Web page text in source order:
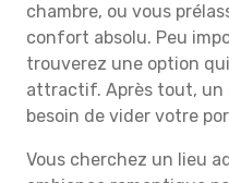
chambre, ou vous
confort absolu. Peu
trouverez une option
attractif. Après tout, un
besoin de vider votre
Vous cherchez un lieu